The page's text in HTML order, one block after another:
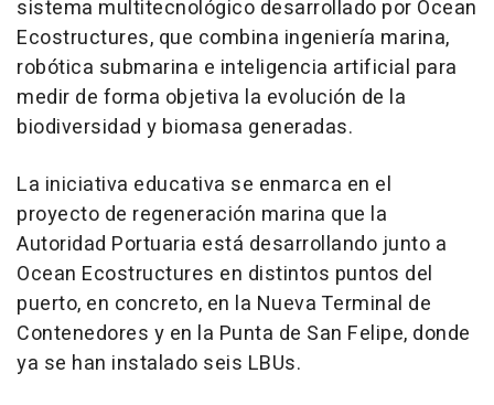
sistema multitecnológico desarrollado por Ocean
Ecostructures, que combina ingeniería marina,
robótica submarina e inteligencia artificial para
medir de forma objetiva la evolución de la
biodiversidad y biomasa generadas.
La iniciativa educativa se enmarca en el
proyecto de regeneración marina que la
Autoridad Portuaria está desarrollando junto a
Ocean Ecostructures en distintos puntos del
puerto, en concreto, en la Nueva Terminal de
Contenedores y en la Punta de San Felipe, donde
ya se han instalado seis LBUs.